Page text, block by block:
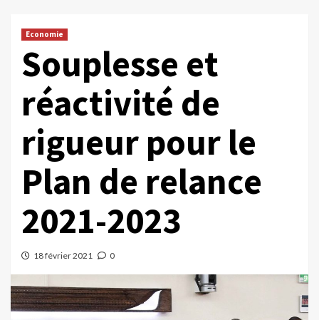
Economie
Souplesse et
réactivité de
rigueur pour le
Plan de relance
2021-2023
18 février 2021 0